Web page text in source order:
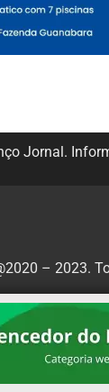
Jornal.
– 2023.